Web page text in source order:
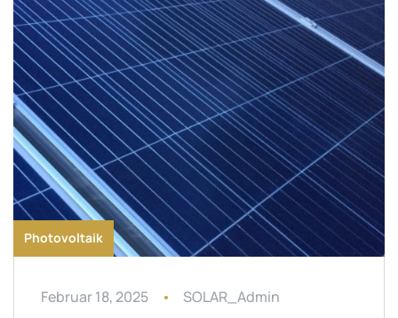
Photovoltaik
Februar 18, 2025 SOLAR_Admin